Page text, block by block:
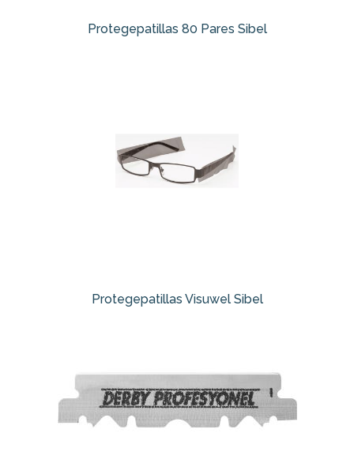
Protegepatillas 80 Pares Sibel
Protegepatillas Visuwel Sibel